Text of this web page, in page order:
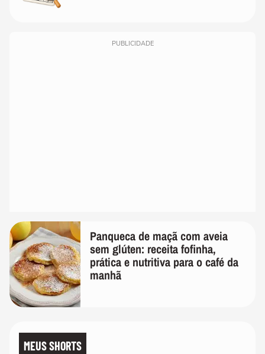
PUBLICIDADE
Panqueca de maçã com aveia
sem glúten: receita fofinha,
prática e nutritiva para o café da
manhã
MEUS SHORTS